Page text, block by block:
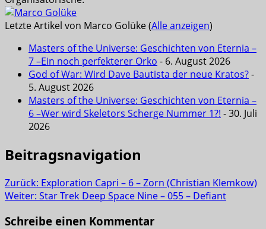
Letzte Artikel von Marco Golüke(Alle anzeigen)
Masters of the Universe: Geschichten von Eternia –
7 –Ein noch perfekterer Orko - 6. August 2026
God of War: Wird Dave Bautista der neue Kratos?-
5. August 2026
Masters of the Universe: Geschichten von Eternia –
6 –Wer wird Skeletors Scherge Nummer 1?! - 30. Juli
2026
Beitragsnavigation
Zurück: Exploration Capri – 6 – Zorn (Christian Klemkow)
Weiter: Star Trek Deep Space Nine – 055 – Defiant
Schreibe einen Kommentar